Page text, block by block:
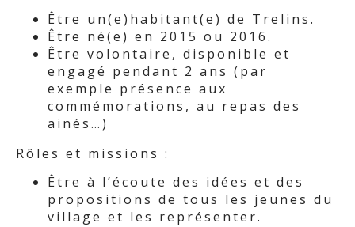
Être un(e)habitant(e) de Trelins.
Être né(e) en 2015 ou 2016.
Être volontaire, disponible et
engagé pendant 2 ans (par
exemple présence aux
commémorations, au repas des
ainés…)
Rôles et missions :
Être à l’écoute des idées et des
propositions de tous les jeunes du
village et les représenter.